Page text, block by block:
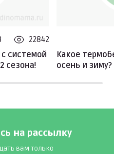
22842
системой
сезона!
Какое
осень и зиму?
на рассылку
вам только